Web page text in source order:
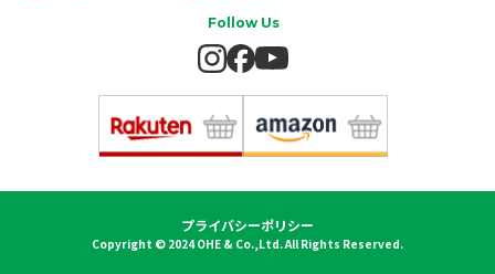
Follow Us
Copyright © 2024 OHE & Co.,Ltd. All Rights Reserved.
プライバシーポリシー